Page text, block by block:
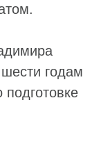
шести годам